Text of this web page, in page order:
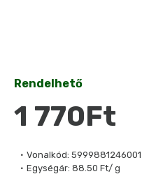
Vonalkód: 5999881246001
Egységár: 88.50 Ft/ g
Rendelhető
1 770Ft